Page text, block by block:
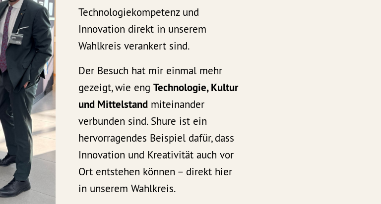
Technologiekompetenz und
Innovation direkt in unserem
Wahlkreis verankert sind.
Der Besuch hat mir einmal mehr
gezeigt, wie eng Technologie, Kultur
und Mittelstandmiteinander
verbunden sind. Shure ist ein
hervorragendes Beispiel dafür, dass
Innovation und Kreativität auch vor
Ort entstehen können – direkt hier
in unserem Wahlkreis.